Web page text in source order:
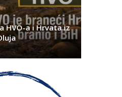
HVO-a i Hrvata iz